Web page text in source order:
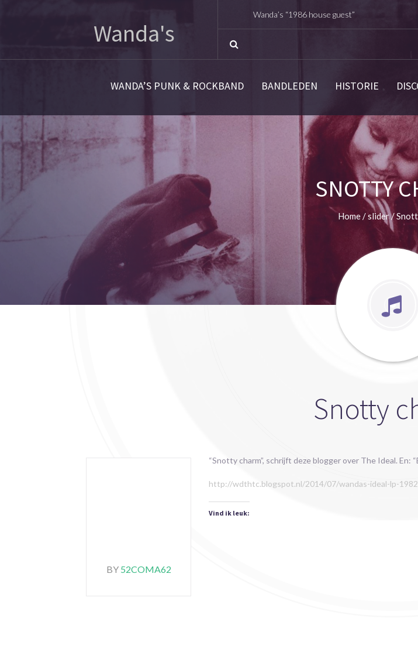
Wanda's
Wanda’s “1986 house guest”
WANDA’S PUNK & ROCKBAND BANDLEDEN HISTORIE
SNOTTY
Home/slider/
Snotty
BY 52COMA62
“Snotty charm”, schrijft deze blogger over The Ideal. En:
http://wdthtc.blogspot.nl/2014/07/wandas-ideal-lp-
Vind ik leuk: